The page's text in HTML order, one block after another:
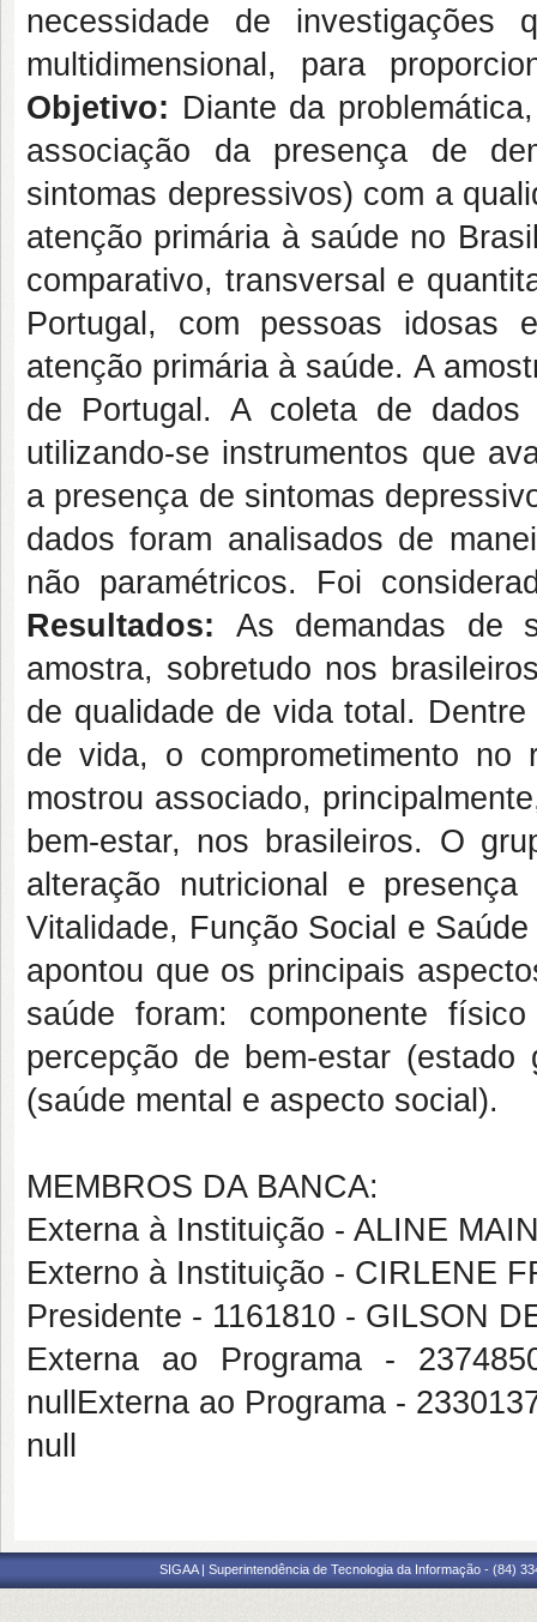
necessidade de investigações
multidimensional, para
Objetivo: Diante da
associação da presença de
sintomas depressivos) com a
atenção primária à saúde no
comparativo, transversal e
Portugal, com pessoas idosas
atenção primária à saúde. A
de Portugal. A coleta de
utilizando-se instrumentos que
a presença de sintomas
dados foram analisados de
não paramétricos. Foi
Resultados: As demandas de
amostra, sobretudo nos
de qualidade de vida total.
de vida, o comprometimento
mostrou associado,
bem-estar, nos brasileiros. O
alteração nutricional e
Vitalidade, Função Social e
apontou que os principais
saúde foram: componente
percepção de bem-estar
(saúde mental e aspecto social).
MEMBROS DA BANCA:
Externa à Instituição - ALINE
Externo à Instituição - CIRLENE
Presidente - 1161810 - GILSON
Externa ao Programa -
nullExterna ao Programa -
null
SIGAA | Superintendência de Tecnologia da Informação - (84)